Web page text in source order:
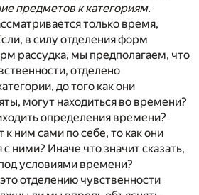
предметов к категориям.
только время,
в силу отделения форм
рассудка, мы предполагаем, что
отделено
до того как они
могут находиться во времени?
определения времени?
к ним сами по себе, то как они
ними? Иначе что значит сказать,
условиями времени?
отделению чувственности